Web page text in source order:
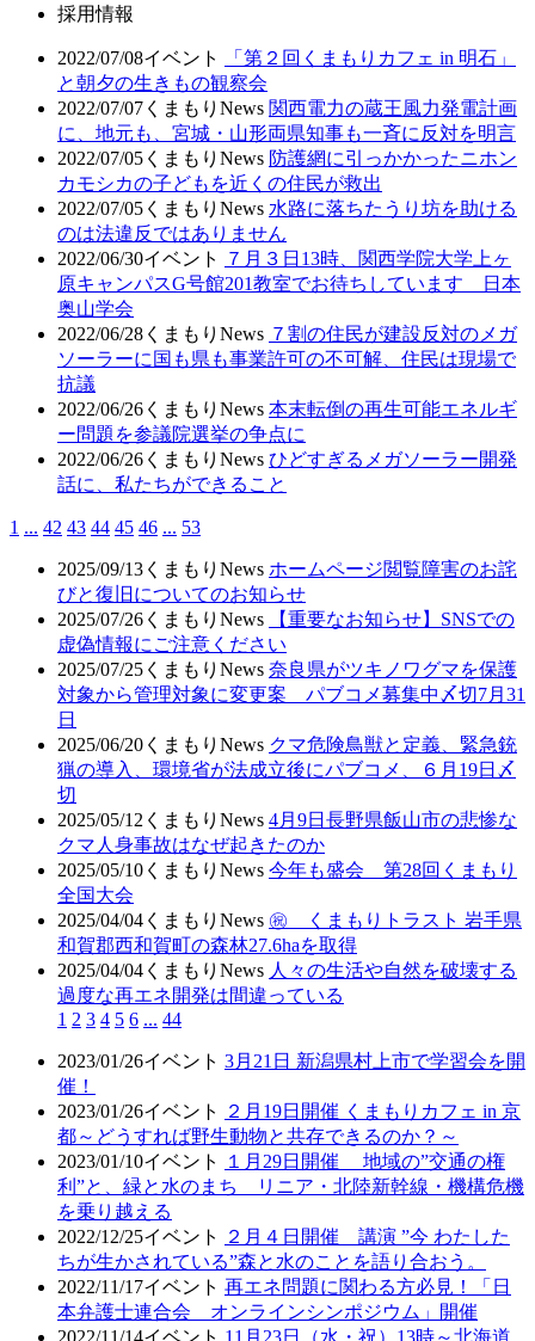
採用情報
2022/07/08イベント
「第２回くまもりカフェ in 明石」
と朝夕の生きもの観察会
2022/07/07 くまもりNews 関西電力の蔵王風力発電計画
に、地元も、宮城・山形両県知事も一斉に反対を明言
2022/07/05 くまもりNews 防護網に引っかかったニホン
カモシカの子どもを近くの住民が救出
2022/07/05 くまもりNews 水路に落ちたうり坊を助ける
のは法違反ではありません
2022/06/30イベント
７月３日13時、関西学院大学上ヶ
原キャンパスG号館201教室でお待ちしています 日本
奥山学会
2022/06/28 くまもりNews ７割の住民が建設反対のメガ
ソーラーに国も県も事業許可の不可解、住民は現場で
抗議
2022/06/26 くまもりNews 本末転倒の再生可能エネルギ
ー問題を参議院選挙の争点に
2022/06/26 くまもりNews ひどすぎるメガソーラー開発
話に、私たちができること
1 ... 42 43 44 45 46 ... 53
2025/09/13 くまもりNews ホームページ閲覧障害のお詫
びと復旧についてのお知らせ
2025/07/26 くまもりNews
【重要なお知らせ】SNSでの
虚偽情報にご注意ください
2025/07/25 くまもりNews 奈良県がツキノワグマを保護
対象から管理対象に変更案 パブコメ募集中〆切7月31
日
2025/06/20 くまもりNews クマ危険鳥獣と定義、緊急銃
猟の導入、環境省が法成立後にパブコメ、６月19日〆
切
2025/05/12 くまもりNews 4月9日長野県飯山市の悲惨な
クマ人身事故はなぜ起きたのか
2025/05/10 くまもりNews 今年も盛会 第28回くまもり
全国大会
2025/04/04 くまもりNews ㊗ くまもりトラスト 岩手県
和賀郡西和賀町の森林27.6haを取得
2025/04/04 くまもりNews 人々の生活や自然を破壊する
過度な再エネ開発は間違っている
1 2 3 4 5 6 ... 44
2023/01/26イベント 3月21日 新潟県村上市で学習会を開
催！
2023/01/26イベント
２月19日開催 くまもりカフェ in 京
都～どうすれば野生動物と共存できるのか？～
2023/01/10イベント
１月29日開催 地域の”交通の権
利”と、緑と水のまち リニア・北陸新幹線・機構危機
を乗り越える
2022/12/25イベント
２月４日開催 講演 ”今 わたした
ちが生かされている”森と水のことを語り合おう。
2022/11/17イベント 再エネ問題に関わる方必見！「日
本弁護士連合会 オンラインシンポジウム」開催
2022/11/14イベント 11月23日（水・祝）13時～北海道